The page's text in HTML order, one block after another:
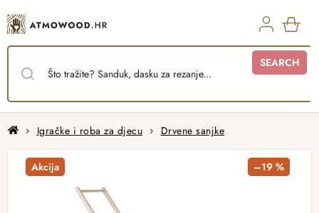
to
content
SEARCH
HomeIgračke i roba za djecu Drvene sanjke
Akcija –19 %